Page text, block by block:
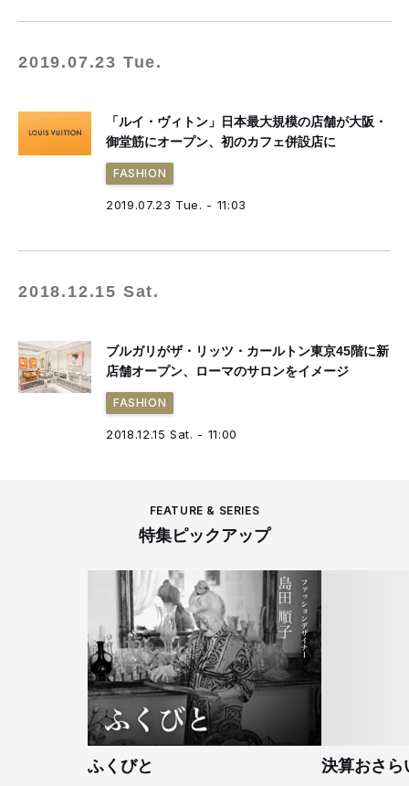
2019.07.23 Tue.
「ルイ・ヴィトン」日本最大規模の店舗が大阪・
御堂筋にオープン、初のカフェ併設店に
FASHION
2019.07.23 Tue. - 11:03
2018.12.15 Sat.
ブルガリがザ・リッツ・カールトン東京45階に新
店舗オープン、ローマのサロンをイメージ
FASHION
2018.12.15 Sat. - 11:00
FEATURE & SERIES
特集ピックアップ
ふくびと 決算おさら